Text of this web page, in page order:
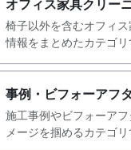
オフィス家具クリー
椅子以外を含むオフィ
情報をまとめたカテゴリ
事例・ビフォーアフ
施工事例やビフォーア
メージを掴めるカテゴリ